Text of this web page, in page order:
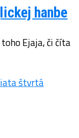
hanbe
Ejaja, či číta